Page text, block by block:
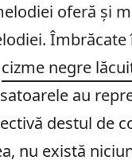
oferă și
Îmbrăcate
cizme negre
au
destul de
nu există